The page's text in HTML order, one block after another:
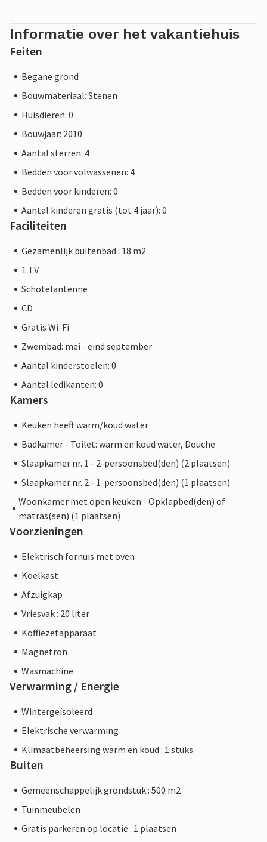
Informatie over het vakantiehuis
Feiten
Begane grond
Bouwmateriaal: Stenen
Huisdieren: 0
Bouwjaar: 2010
Aantal sterren: 4
Bedden voor volwassenen: 4
Bedden voor kinderen: 0
Aantal kinderen gratis (tot 4 jaar): 0
Faciliteiten
Gezamenlijk buitenbad : 18 m2
1 TV
Schotelantenne
CD
Gratis Wi-Fi
Zwembad: mei - eind september
Aantal kinderstoelen: 0
Aantal ledikanten: 0
Kamers
Keuken heeft warm/koud water
Badkamer - Toilet: warm en koud water, Douche
Slaapkamer nr. 1 - 2-persoonsbed(den) (2 plaatsen)
Slaapkamer nr. 2 - 1-persoonsbed(den) (1 plaatsen)
Woonkamer met open keuken - Opklapbed(den) of
matras(sen) (1 plaatsen)
Voorzieningen
Elektrisch fornuis met oven
Koelkast
Afzuigkap
Vriesvak : 20 liter
Koffiezetapparaat
Magnetron
Wasmachine
Verwarming / Energie
Wintergeïsoleerd
Elektrische verwarming
Klimaatbeheersing warm en koud : 1 stuks
Buiten
Gemeenschappelijk grondstuk : 500 m2
Tuinmeubelen
Gratis parkeren op locatie : 1 plaatsen